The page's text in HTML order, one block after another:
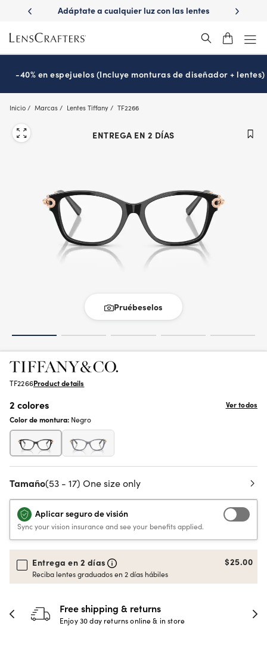
main
content
con
Adáptate a cualquier luz con las lentes
¿Es
-40% en espejuelos (Incluye monturas de diseñador + lentes)
Inicio Marcas Lentes Tiffany TF2266
ENTREGA EN 2 DÍAS
Pruébeselos
TF2266Product details
2 colores
Ver todos
Color de montura: Negro
Tamaño(53 - 17) One size only
Aplicar seguro de visión
Sync your vision insurance and see your benefits applied.
Entrega en 2 días
Reciba lentes graduados en 2 días hábiles
$25.00
Free shipping & returns
Enjoy 30 day returns online & in store